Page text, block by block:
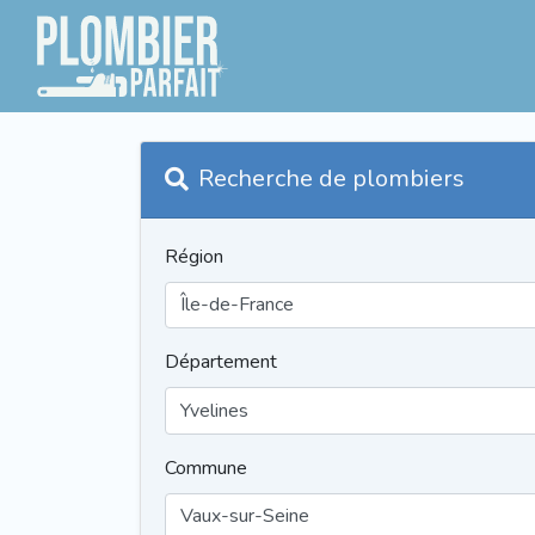
Recherche de plombiers
Région
Département
Commune